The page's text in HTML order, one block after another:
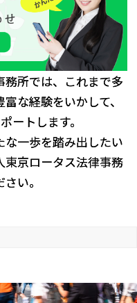
所では、これまで多
な経験をいかして、
ートします。
一歩を踏み出したい
東京ロータス法律事務
い。